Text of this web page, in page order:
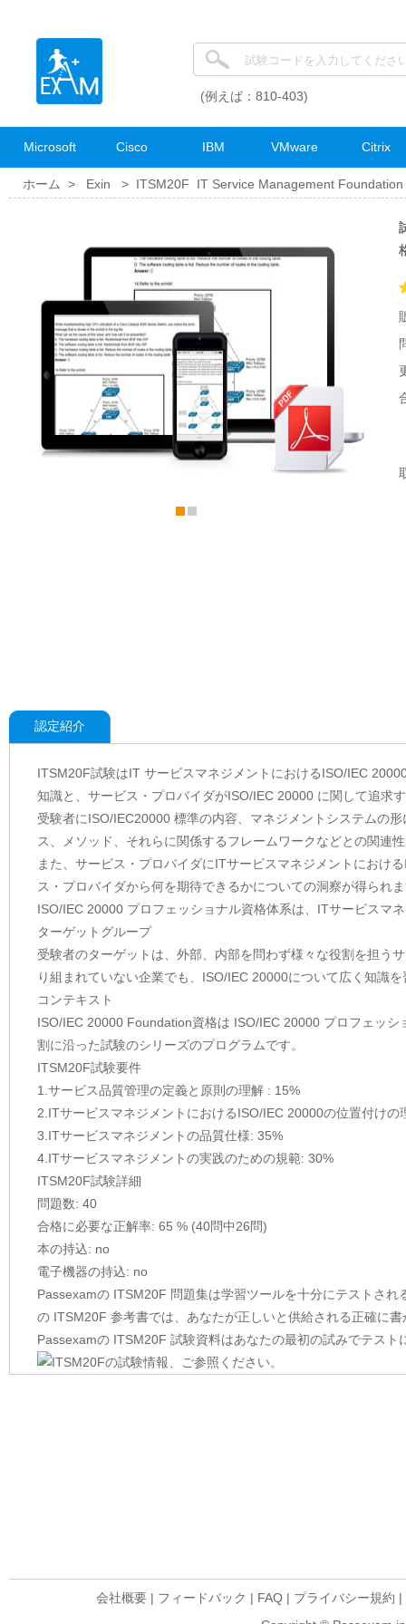
(例えば：810-403)
Microsoft Cisco IBM VMware Citrix
ホーム > Exin > ITSM20F IT Service Management
認定紹介
ITSM20F試験はIT サービスマネジメントにおけるISO/IEC
知識と、サービス・プロバイダがISO/IEC 20000 に関して追求
受験者にISO/IEC20000 標準の内容、マネジメントシステムの
ス、メソッド、それらに関係するフレームワークなどとの関連
また、サービス・プロバイダにITサービスマネジメントにおけ
ス・プロバイダから何を期待できるかについての洞察が得られ
ISO/IEC 20000 プロフェッショナル資格体系は、ITサービスマ
ターゲットグループ
受験者のターゲットは、外部、内部を問わず様々な役割を担う
り組まれていない企業でも、ISO/IEC 20000について広く知識
コンテキスト
ISO/IEC 20000 Foundation資格は ISO/IEC 20000 プロフェッ
割に沿った試験のシリーズのプログラムです。
ITSM20F試験要件
1.サービス品質管理の定義と原則の理解 : 15%
2.ITサービスマネジメントにおけるISO/IEC 20000の位置付けの
3.ITサービスマネジメントの品質仕様: 35%
4.ITサービスマネジメントの実践のための規範: 30%
ITSM20F試験詳細
問題数: 40
合格に必要な正解率: 65 % (40問中26問)
本の持込: no
電子機器の持込: no
Passexamの ITSM20F 問題集は学習ツールを十分にテストさ
の ITSM20F 参考書では、あなたが正しいと供給される正確に
Passexamの ITSM20F 試験資料はあなたの最初の試みでテス
会社概要 | フィードバック | FAQ | プライバシー規約 |